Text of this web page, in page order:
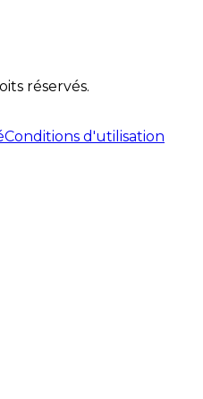
réservés.
Conditions d'utilisation